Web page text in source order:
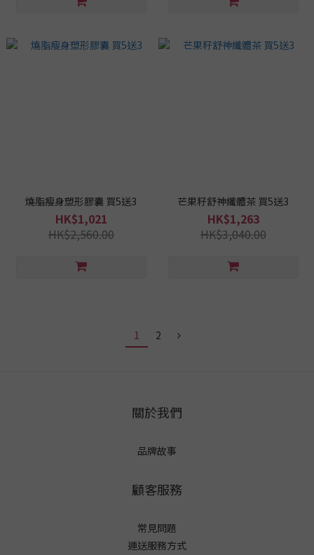
燒脂瘦身塑形膠囊 買5送3
HK$1,021
HK$2,560.00
芒果籽舒神纖體茶 買5送3
HK$1,263
HK$3,040.00
1 2
關於我們
品牌故事
顧客服務
常見問題
運送服務方式